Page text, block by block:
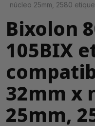
núcleo 25mm, 2580
Bixolon
105BIX
32mm x
25mm,